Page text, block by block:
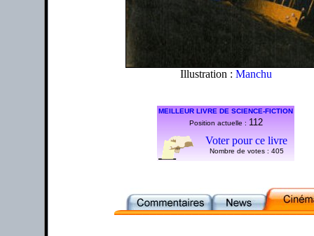
Illustration : Manchu
MEILLEUR LIVRE DE SCIENCE-FICTION
Position actuelle : 112
Voter pour ce livre
Nombre de votes : 405